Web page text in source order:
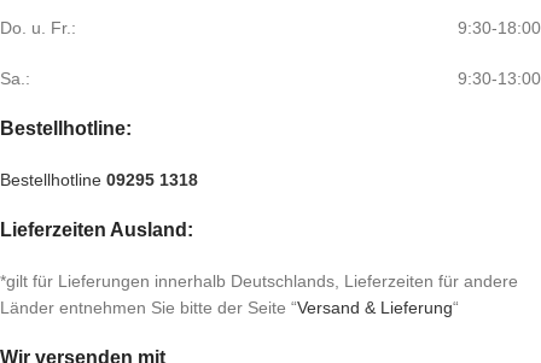
Do. u. Fr.: 9:30-18:00
Sa.: 9:30-13:00
Bestellhotline:
Bestellhotline 09295 1318
Lieferzeiten Ausland:
*gilt für Lieferungen innerhalb Deutschlands, Lieferzeiten für andere
Länder entnehmen Sie bitte der Seite “Versand & Lieferung“
Wir versenden mit